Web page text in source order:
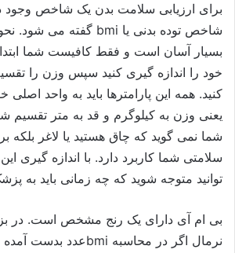
برای ارزیابی سلامت بدن یک شاخص وجود
بسیار آسان است و فقط کافیست شما
خود را اندازه گیری کنید سپس وزن را
کنید. همه این پارامترها باید به واحد
یعنی وزن به کیلوگرم و قد به متر تقسیم
شما نمی گوید که چاق هستید یا لاغر بلکه
سلامتی شما کاربرد دارد. با اندازه
توانید متوجه شوید که چه زمانی باید به
بی ام آی دارای یک رنج مشخص است. در